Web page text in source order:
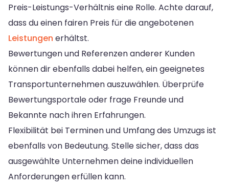
Preis-Leistungs-Verhältnis eine Rolle. Achte darauf,
dass du einen fairen Preis für die angebotenen
Leistungen erhältst.
Bewertungen und Referenzen anderer Kunden
können dir ebenfalls dabei helfen, ein geeignetes
Transportunternehmen auszuwählen. Überprüfe
Bewertungsportale oder frage Freunde und
Bekannte nach ihren Erfahrungen.
Flexibilität bei Terminen und Umfang des Umzugs ist
ebenfalls von Bedeutung. Stelle sicher, dass das
ausgewählte Unternehmen deine individuellen
Anforderungen erfüllen kann.